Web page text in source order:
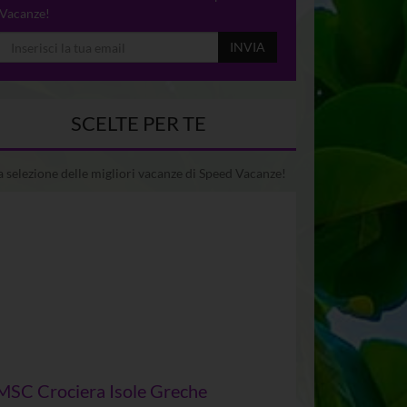
Vacanze!
INVIA
SCELTE PER TE
selezione delle migliori vacanze di Speed Vacanze!
Crociera Isole Greche